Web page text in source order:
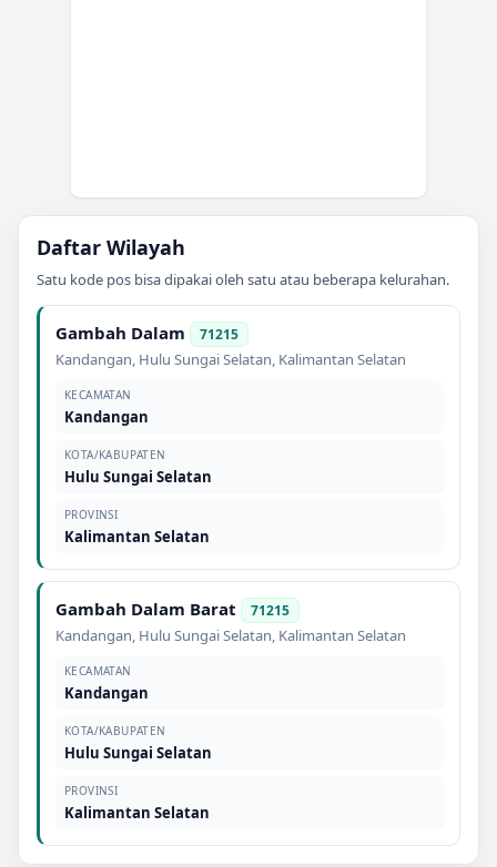
Daftar Wilayah
Satu kode pos bisa dipakai oleh satu atau beberapa kelurahan.
Gambah Dalam 71215
Kandangan, Hulu Sungai Selatan, Kalimantan Selatan
KECAMATAN
Kandangan
KOTA/KABUPATEN
Hulu Sungai Selatan
PROVINSI
Kalimantan Selatan
Gambah Dalam Barat 71215
Kandangan, Hulu Sungai Selatan, Kalimantan Selatan
KECAMATAN
Kandangan
KOTA/KABUPATEN
Hulu Sungai Selatan
PROVINSI
Kalimantan Selatan